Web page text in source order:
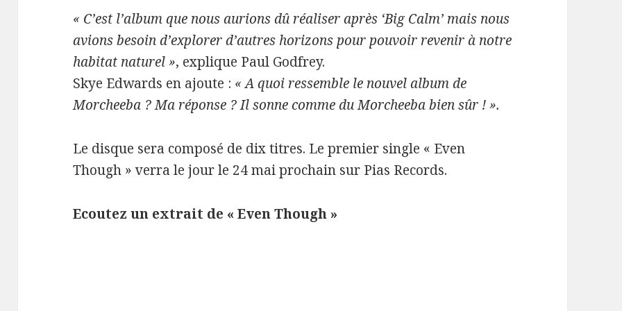
« C’est l’album que nous aurions dû réaliser après ‘Big Calm’ mais nous
avions besoin d’explorer d’autres horizons pour pouvoir revenir à notre
habitat naturel », explique Paul Godfrey.
Skye Edwards en ajoute : « A quoi ressemble le nouvel album de
Morcheeba ? Ma réponse ? Il sonne comme du Morcheeba bien sûr ! ».
Le disque sera composé de dix titres. Le premier single « Even
Though » verra le jour le 24 mai prochain sur Pias Records.
Ecoutez un extrait de « Even Though »